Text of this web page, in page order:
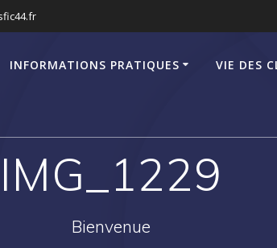
INFORMATIONS PRATIQUES VIE DES
IMG_1229
Bienvenue